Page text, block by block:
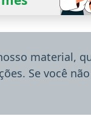
material,
Se você